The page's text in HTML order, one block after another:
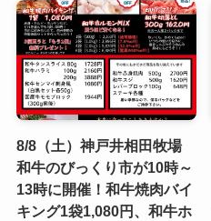
8/8（土）神戸井相田牧場
和牛のびっくり市が10時～
13時に開催！和牛焼肉バイ
キング1袋1,080円、和牛ホ